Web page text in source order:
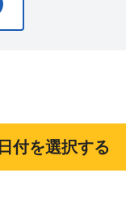
日付を選択する